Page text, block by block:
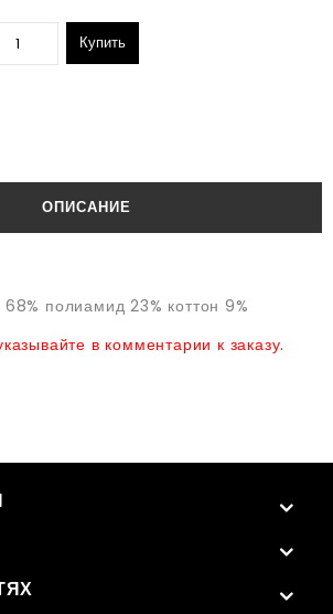
Купить
ОПИСАНИЕ
68% полиамид 23% коттон 9%
в комментарии к заказу.